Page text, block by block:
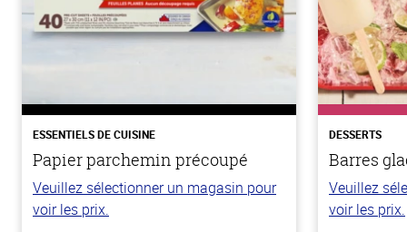
ESSENTIELS DE CUISINE
Papier parchemin précoupé
Veuillez sélectionner un magasin pour
voir les prix.
DESSERTS
Barres
Veuillez
voir les prix.